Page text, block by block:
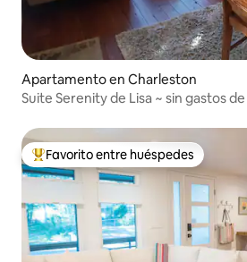
Apartamento en Charleston
Suite Serenity de Lisa ~ sin gastos
Favorito entre huéspedes preferido
Favorito entre huéspedes